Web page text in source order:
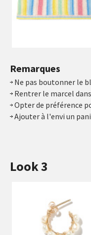
Remarques
Ne pas boutonner le
Rentrer le marcel
Opter de préférence
Ajouter à l'envi un
Look 3